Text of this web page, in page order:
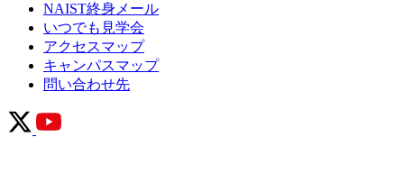
NAIST終身メール
いつでも見学会
アクセスマップ
キャンパスマップ
問い合わせ先